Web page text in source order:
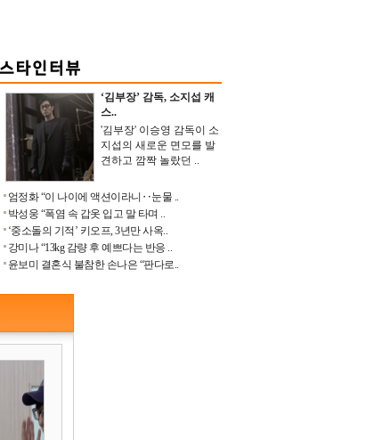
‘김부장’ 감독, 소지섭 캐
스..
'김부장' 이승영 감독이 소
지섭의 새로운 면모를 발
견하고 깜짝 놀랐던 ..
엄정화 “이 나이에 액션이라니‥눈물 ..
박성웅 “폭염 속 갑옷 입고 말 타며 ..
‘중소돌의 기적’ 키오프, 3년만 사옥..
강미나 “13kg 감량 후 예쁘다는 반응 ..
윤보미 결혼식 불참한 손나은 “판다로..